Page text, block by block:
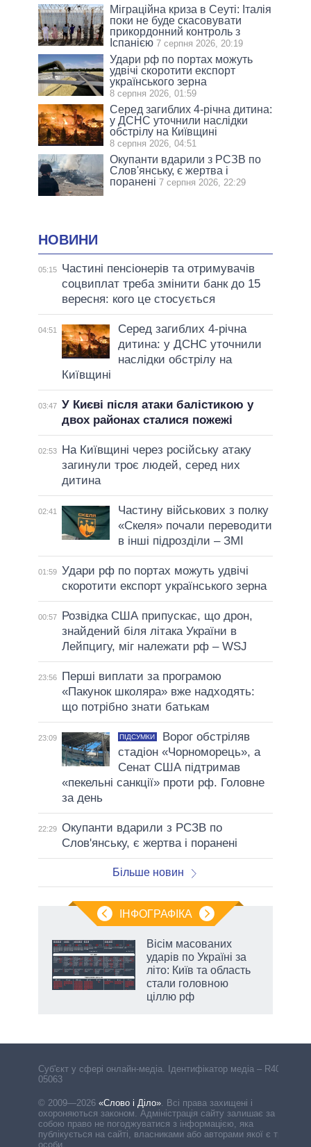
Міграційна криза в Сеуті: Італія
поки не буде скасовувати
прикордонний контроль з
Іспанією 7 серпня 2026, 20:19
Удари рф по портах можуть
удвічі скоротити експорт
українського зерна
8 серпня 2026, 01:59
Серед загиблих 4-річна дитина:
у ДСНС уточнили наслідки
обстрілу на Київщині
8 серпня 2026, 04:51
Окупанти вдарили з РСЗВ по
Слов'янську, є жертва і
поранені 7 серпня 2026, 22:29
НОВИНИ
05:15
Частині пенсіонерів та отримувачів
соцвиплат треба змінити банк до 15
вересня: кого це стосується
04:51
Серед загиблих 4-річна
дитина: у ДСНС уточнили
наслідки обстрілу на
Київщині
03:47 У Києві після атаки балістикою у
двох районах сталися пожежі
02:53
На Київщині через російську атаку
загинули троє людей, серед них
дитина
02:41
Частину військових з полку
«Скеля» почали переводити
в інші підрозділи – ЗМІ
01:59 Удари рф по портах можуть удвічі
скоротити експорт українського зерна
00:57
Розвідка США припускає, що дрон,
знайдений біля літака України в
Лейпцигу, міг належати рф – WSJ
23:56
Перші виплати за програмою
«Пакунок школяра» вже надходять:
що потрібно знати батькам
23:09 ПІДСУМКИ
Ворог обстріляв
стадіон «Чорноморець», а
Сенат США підтримав
«пекельні санкції» проти рф. Головне
за день
22:29 Окупанти вдарили з РСЗВ по
Слов'янську, є жертва і поранені
Більше новин
ІНФОГРАФІКА
Вісім масованих
ударів по Україні за
літо: Київ та область
стали головною
ціллю рф
Cуб'єкт у сфері онлайн-медіа. Ідентифікатор медіа – R40-
05063
© 2009—2026 «Слово і Діло»
Всі права захищені і
охороняються законом. Адміністрація сайту залишає за
собою право не погоджуватися з інформацією, яка
публікується на сайті, власниками або авторами якої є треті
особи.